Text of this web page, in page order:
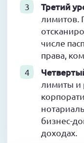
Третий
лимитов.
числе
права,
лимиты и
бизнес-
доходах.